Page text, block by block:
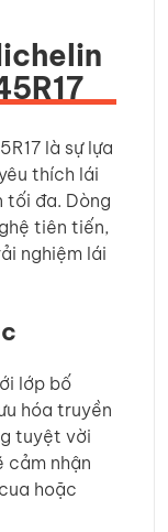
là sự lựa
thích lái
tối đa. Dòng
tiên tiến,
nghiệm lái
lớp bố
hóa truyền
tuyệt vời
cảm nhận
hoặc